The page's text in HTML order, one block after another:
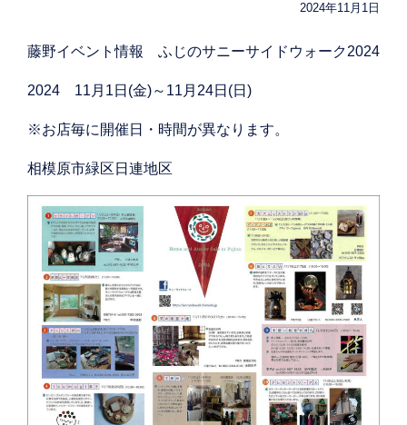
2024年11月1日
藤野イベント情報 ふじのサニーサイドウォーク2024
2024 11月1日(金)～11月24日(日)
※お店毎に開催日・時間が異なります。
相模原市緑区日連地区